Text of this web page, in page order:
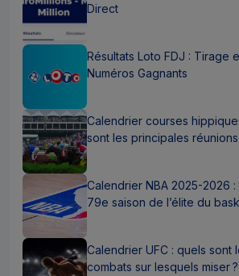
Direct
Résultats Loto FDJ : Tirage
Numéros Gagnants
Calendrier courses
sont les principales réunions
Calendrier NBA 2025-2026
79e saison de l’élite du
Calendrier UFC : quels sont
combats sur lesquels miser ?